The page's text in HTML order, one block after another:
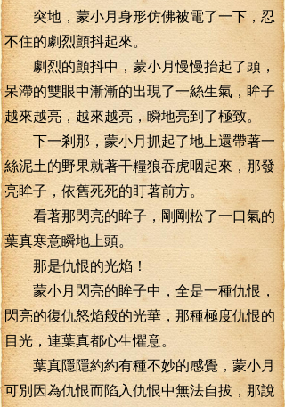
突地，蒙小月身形仿佛被電了一下，忍
不住的劇烈顫抖起來。
劇烈的顫抖中，蒙小月慢慢抬起了頭，
呆滯的雙眼中漸漸的出現了一絲生氣，眸子
越來越亮，越來越亮，瞬地亮到了極致。
下一剎那，蒙小月抓起了地上還帶著一
絲泥土的野果就著干糧狼吞虎咽起來，那發
亮眸子，依舊死死的盯著前方。
看著那閃亮的眸子，剛剛松了一口氣的
葉真寒意瞬地上頭。
那是仇恨的光焰！
蒙小月閃亮的眸子中，全是一種仇恨，
閃亮的復仇怒焰般的光華，那種極度仇恨的
目光，連葉真都心生懼意。
葉真隱隱約約有種不妙的感覺，蒙小月
可別因為仇恨而陷入仇恨中無法自拔，那說